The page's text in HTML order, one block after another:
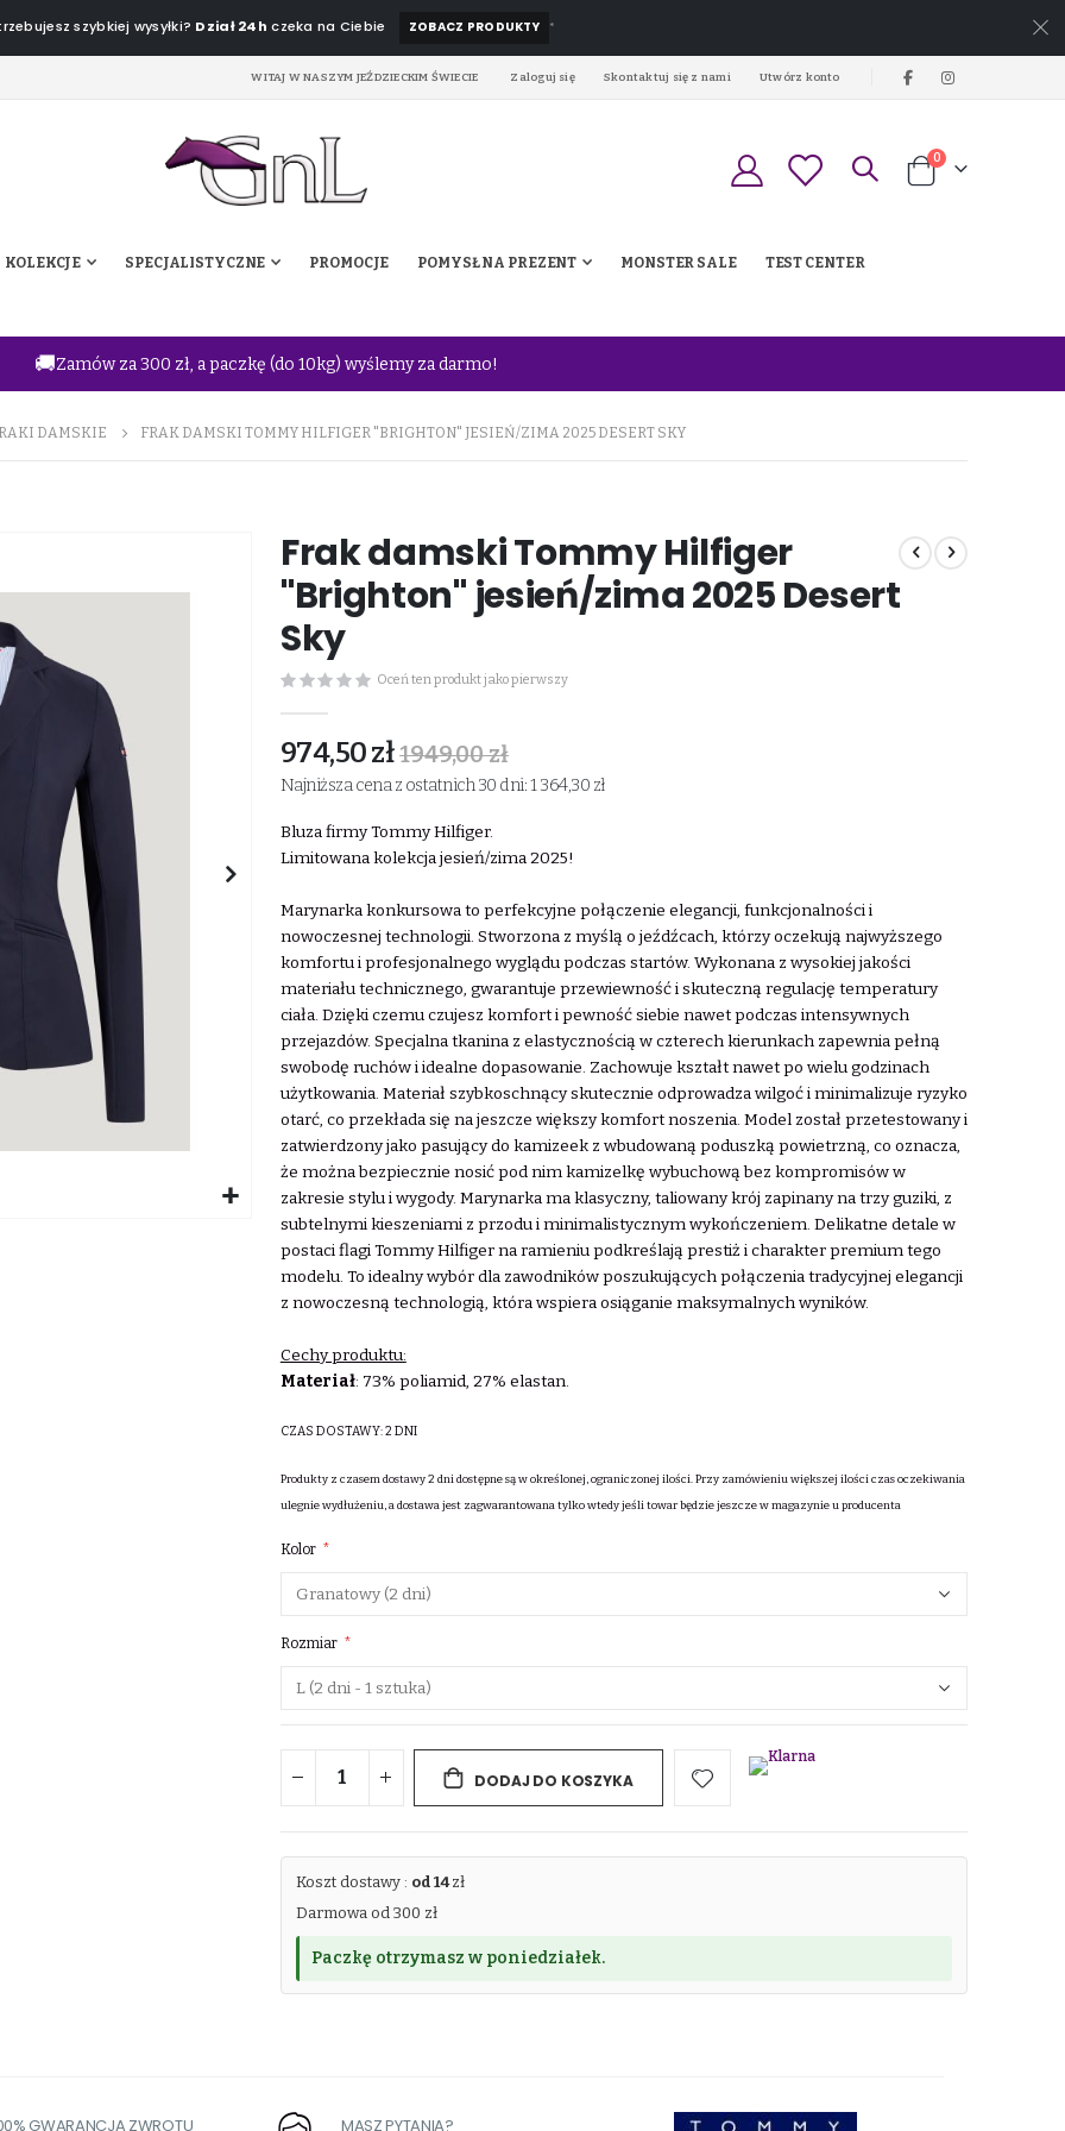
szybkiej wysyłki? Dział 24h czeka na Ciebie ZOBACZ PRODUKTY *
WITAJ W NASZYM JEŹDZIECKIM ŚWIECIE Zaloguj się Skontaktuj się z nami Utwórz konto
Koszyk
0produkty
KOLEKCJE SPECJALISTYCZNE PROMOCJE POMYSŁ NA PREZENT MONSTER SALE TEST CENTER
🚚Zamów za 300 zł, a paczkę (do 10kg) wyślemy za darmo!
DAMSKIE FRAK DAMSKI TOMMY HILFIGER "BRIGHTON" JESIEŃ/ZIMA 2025 DESERT SKY
Frak damski Tommy Hilfiger
"Brighton" jesień/zima 2025 Desert
Sky
Oceń ten produkt jako pierwszy
974,50 zł1949,00 zł
Najniższa cena z ostatnich 30 dni: 1 364,30 zł
Bluza firmy Tommy Hilfiger.
Limitowana kolekcja jesień/zima 2025!
Marynarka konkursowa to perfekcyjne połączenie elegancji, funkcjonalności i
nowoczesnej technologii. Stworzona z myślą o jeźdźcach, którzy oczekują najwyższego
komfortu i profesjonalnego wyglądu podczas startów. Wykonana z wysokiej jakości
materiału technicznego, gwarantuje przewiewność i skuteczną regulację temperatury
ciała. Dzięki czemu czujesz komfort i pewność siebie nawet podczas intensywnych
przejazdów. Specjalna tkanina z elastycznością w czterech kierunkach zapewnia pełną
swobodę ruchów i idealne dopasowanie. Zachowuje kształt nawet po wielu godzinach
użytkowania. Materiał szybkoschnący skutecznie odprowadza wilgoć i minimalizuje ryzyko
otarć, co przekłada się na jeszcze większy komfort noszenia. Model został przetestowany i
zatwierdzony jako pasujący do kamizeek z wbudowaną poduszką powietrzną, co oznacza,
że można bezpiecznie nosić pod nim kamizelkę wybuchową bez kompromisów w
zakresie stylu i wygody. Marynarka ma klasyczny, taliowany krój zapinany na trzy guziki, z
subtelnymi kieszeniami z przodu i minimalistycznym wykończeniem. Delikatne detale w
postaci flagi Tommy Hilfiger na ramieniu podkreślają prestiż i charakter premium tego
modelu. To idealny wybór dla zawodników poszukujących połączenia tradycyjnej elegancji
z nowoczesną technologią, która wspiera osiąganie maksymalnych wyników.
Cechy produktu:
Materiał: 73% poliamid, 27% elastan.
CZAS DOSTAWY:2 DNI
Produkty z czasem dostawy 2 dni dostępne są w określonej, ograniczonej ilości. Przy zamówieniu większej ilości czas oczekiwania
ulegnie wydłużeniu, a dostawa jest zagwarantowana tylko wtedy jeśli towar będzie jeszcze w magazynie u producenta
Kolor
Rozmiar
DODAJ DO KOSZYKA
Koszt dostawy : od 14zł
Darmowa od 300 zł
Paczkę otrzymasz w poniedziałek.
GWARANCJA ZWROTU
MASZ PYTANIA?